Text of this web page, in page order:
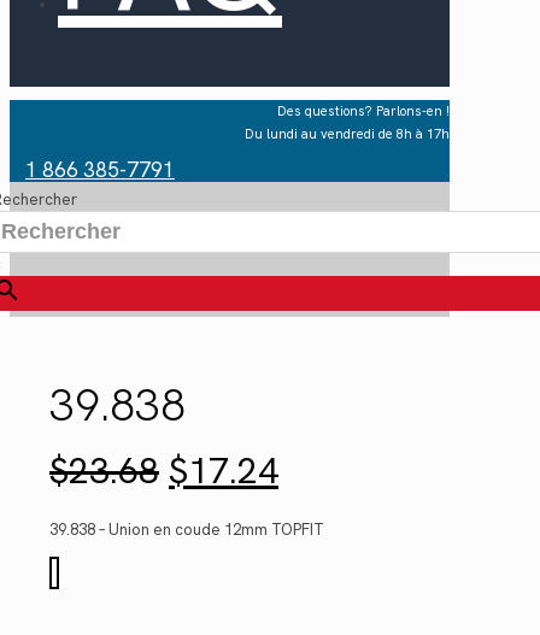
Des questions? Parlons-en !
Du lundi au vendredi de 8h à 17h
1 866 385-7791
39.838
$23.68 Le
prix
initial
était :
$17.24Le
prix
actuel
est :
39.838 – Union en coude 12mm TOPFIT
de